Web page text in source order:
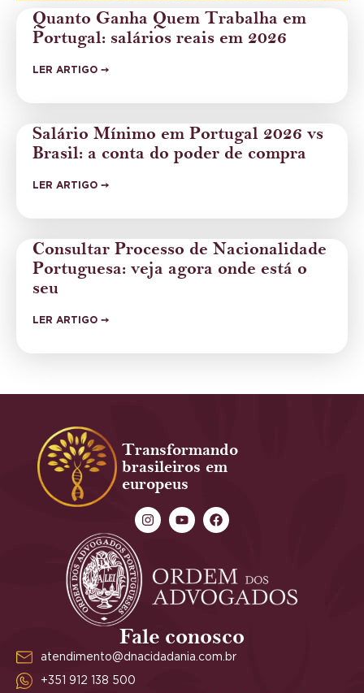
Quanto Ganha Quem Trabalha em
Portugal: salários reais em 2026
LER ARTIGO ➙
Salário Mínimo em Portugal 2026 vs
Brasil: a conta do poder de compra
LER ARTIGO ➙
Consultar Processo de Nacionalidade
Portuguesa: veja agora onde está o
seu
LER ARTIGO ➙
Transformando
brasileiros em
europeus
Fale conosco
atendimento@dnacidadania.com.br
+351 912 138 500